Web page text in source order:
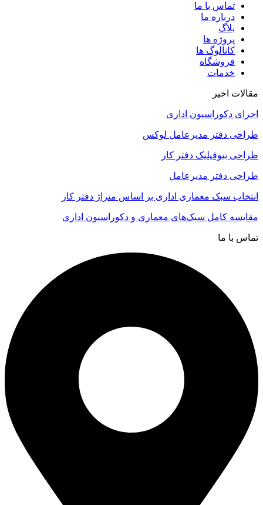
تماس با ما
درباره ما
بلاگ
پروژه ها
کاتالوگ ها
فروشگاه
خدمات
مقالات اخیر
اجرای دکوراسیون اداری
طراحی دفتر مدیرعامل لوکس
طراحی بیوفیلیک دفتر کار
طراحی دفتر مدیرعامل
انتخاب سبک معماری اداری بر اساس متراژ دفتر کار
مقایسه کامل سبک‌های معماری و دکوراسیون اداری
تماس با ما